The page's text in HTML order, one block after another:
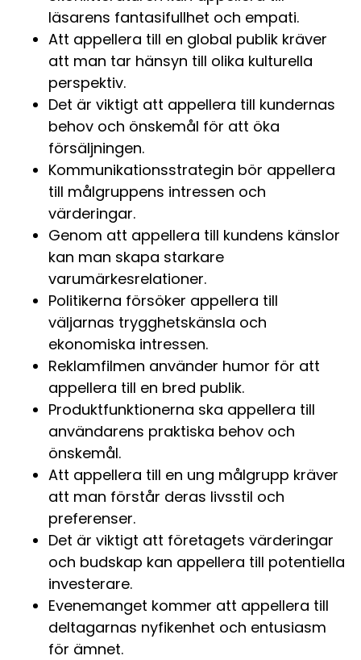
läsarens fantasifullhet och empati.
Att appellera till en global publik kräver
att man tar hänsyn till olika kulturella
perspektiv.
Det är viktigt att appellera till kundernas
behov och önskemål för att öka
försäljningen.
Kommunikationsstrategin bör appellera
till målgruppens intressen och
värderingar.
Genom att appellera till kundens känslor
kan man skapa starkare
varumärkesrelationer.
Politikerna försöker appellera till
väljarnas trygghetskänsla och
ekonomiska intressen.
Reklamfilmen använder humor för att
appellera till en bred publik.
Produktfunktionerna ska appellera till
användarens praktiska behov och
önskemål.
Att appellera till en ung målgrupp kräver
att man förstår deras livsstil och
preferenser.
Det är viktigt att företagets värderingar
och budskap kan appellera till potentiella
investerare.
Evenemanget kommer att appellera till
deltagarnas nyfikenhet och entusiasm
för ämnet.